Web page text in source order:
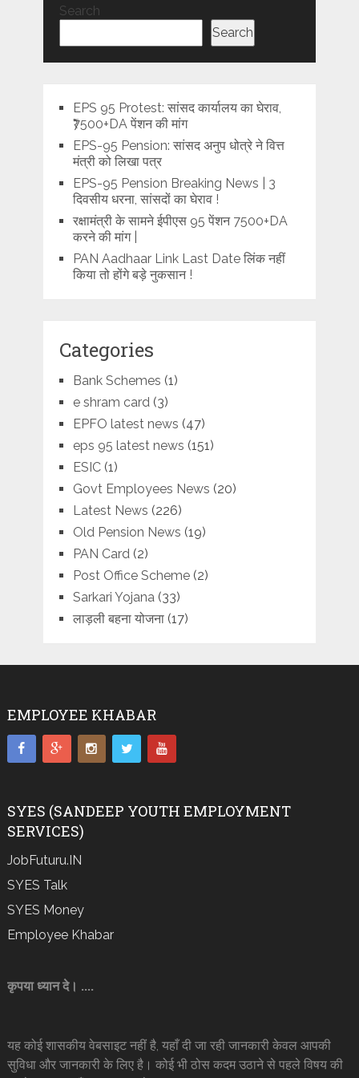
Search
Search
EPS 95 Protest: सांसद कार्यालय का घेराव,
₹7500+DA पेंशन की मांग
EPS-95 Pension: सांसद अनुप धोत्रे ने वित्त
मंत्री को लिखा पत्र
EPS-95 Pension Breaking News | 3
दिवसीय धरना, सांसदों का घेराव !
रक्षामंत्री के सामने ईपीएस 95 पेंशन 7500+DA
करने की मांग |
PAN Aadhaar Link Last Date लिंक नहीं
किया तो होंगे बड़े नुकसान !
Categories
Bank Schemes (1)
e shram card (3)
EPFO latest news (47)
eps 95 latest news (151)
ESIC(1)
Govt Employees News (20)
Latest News (226)
Old Pension News (19)
PAN Card (2)
Post Office Scheme(2)
Sarkari Yojana (33)
लाड़ली बहना योजना(17)
EMPLOYEE KHABAR
SYES (SANDEEP YOUTH EMPLOYMENT
SERVICES)
JobFuturu.IN
SYES Talk
SYES Money
Employee Khabar
कृपया ध्यान दे। ....
यह कोई शासकीय वेबसाइट नहीं है, यहाँ दी जा रही जानकारी केवल आपकी
सुविधा और जानकारी के लिए है। कोई भी ठोस कदम उठाने से पहले विषय की